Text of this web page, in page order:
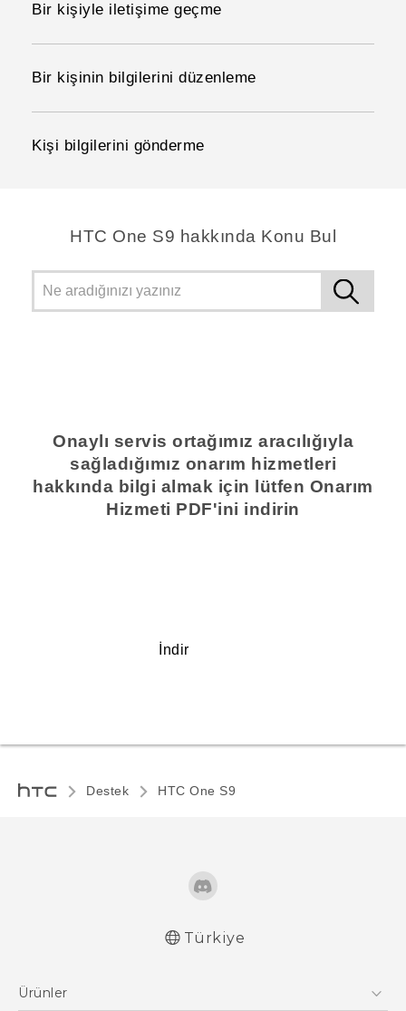
Bir kişiyle iletişime geçme
Bir kişinin bilgilerini düzenleme
Kişi bilgilerini gönderme
HTC One S9 hakkında Konu Bul
Onaylı servis ortağımız aracılığıyla
sağladığımız onarım hizmetleri
hakkında bilgi almak için lütfen Onarım
Hizmeti PDF'ini indirin
İndir
Destek HTC One S9‎
Türkiye
Ürünler